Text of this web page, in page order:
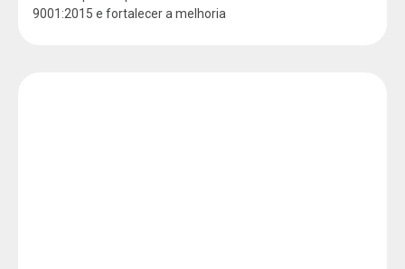
9001:2015 e fortalecer a melhoria